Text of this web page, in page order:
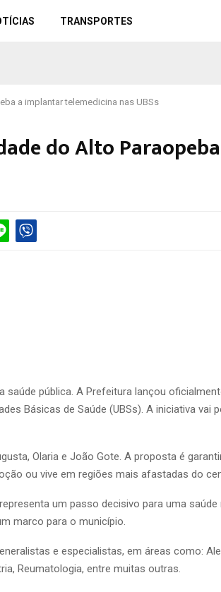
TRANSPORTES
a implantar telemedicina nas UBSs
do Alto
pública. A Prefeitura lançou
Básicas de Saúde (UBSs). A iniciativa vai
Olaria e João Gote. A proposta é
ou vive em regiões mais afastadas do
um passo decisivo para uma saúde
marco para o município.
e especialistas, em áreas como:
Reumatologia, entre muitas outras.